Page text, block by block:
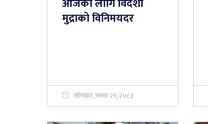
आजको लागि विदेशी
मुद्राको विनिमयदर
सोमबार, असार २९, २०८३